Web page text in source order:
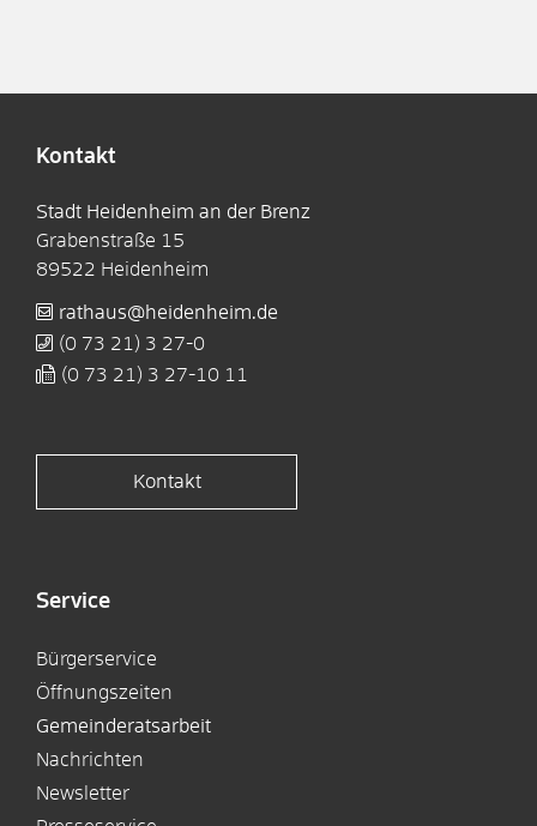
Kontakt
Stadt Heidenheim an der Brenz
Grabenstraße 15
89522 Heidenheim
rathaus@heidenheim.de
(0 73 21) 3 27-0
(0 73 21) 3 27-10 11
Kontakt
Service
Bürgerservice
Öffnungszeiten
Gemeinderatsarbeit
Nachrichten
Newsletter